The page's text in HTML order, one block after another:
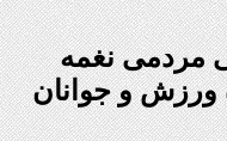
مردمی نغمه
ورزش و جوانان